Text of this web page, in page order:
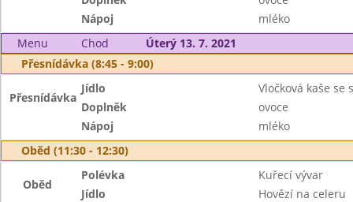
Nápoj
mléko
Menu
Chod
Úterý 13. 7. 2021
Přesnídávka (8:45 - 9:00)
Přesnídávka
Jídlo
Vločková kaše se
Doplněk
ovoce
Nápoj
mléko
Oběd (11:30 - 12:30)
Oběd
Polévka
Kuřecí vývar
Jídlo
Hovězí na celeru